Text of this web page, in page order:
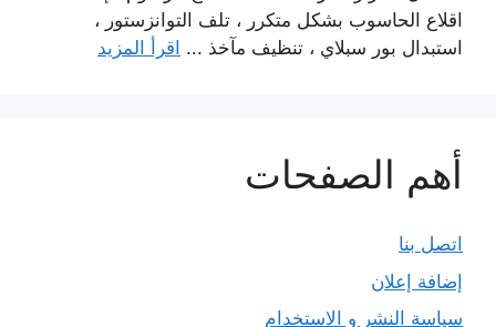
اقلاع الحاسوب بشكل متكرر ، تلف التوانزستور ،
استبدال بور سبلاي ، تنظيف مآخذ ... اقرأ المزيد
أهم الصفحات
اتصل بنا
إضافة إعلان
سياسة النشر و الاستخدام